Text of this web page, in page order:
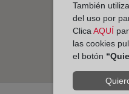
También
del uso por
ClicaAQUÍ
las cookies
el botón